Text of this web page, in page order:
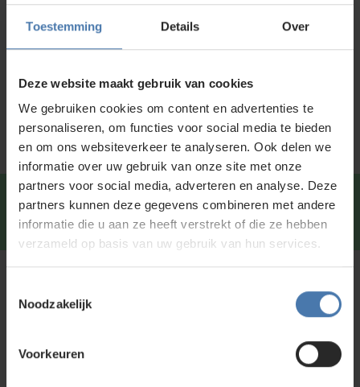
Toestemming Details Over
Deze website maakt gebruik van cookies
We gebruiken cookies om content en advertenties te
personaliseren, om functies voor social media te bieden
en om ons websiteverkeer te analyseren. Ook delen we
informatie over uw gebruik van onze site met onze
partners voor social media, adverteren en analyse. Deze
partners kunnen deze gegevens combineren met andere
informatie die u aan ze heeft verstrekt of die ze hebben
verzameld op basis van uw gebruik van hun services.
Noodzakelijk
Voorkeuren
Productinformatie
Snel en direct contact?We beantwoorden je vragen
graag viaWhatsapp.
Neem contact met ons op of of bezoek onze showroom in
ons assortiment aan
, meetinstrumenten en
accessoires.